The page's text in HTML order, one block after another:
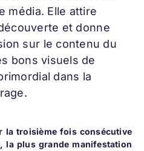
média. Elle attire
et donne
sur le contenu du
bons visuels de
dans la
la troisième fois consécutive
la plus grande manifestation